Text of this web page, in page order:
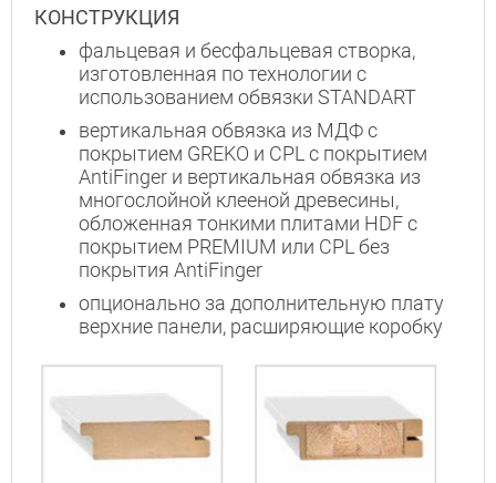
КОНСТРУКЦИЯ
фальцевая и бесфальцевая створка,
изготовленная по технологии с
использованием обвязки STANDART
вертикальная обвязка из МДФ с
покрытием GREKO и CPL с покрытием
AntiFinger и вертикальная обвязка из
многослойной клееной древесины,
обложенная тонкими плитами HDF с
покрытием PREMIUM или CPL без
покрытия AntiFinger
опционально за дополнительную плату
верхние панели, расширяющие коробку
Interesē
mājai
dzīvoklim
Закрыть!